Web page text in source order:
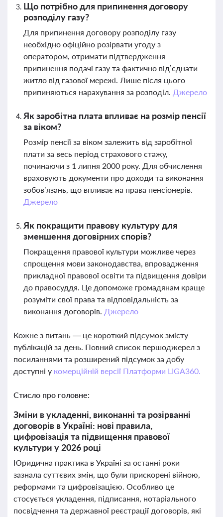
Що потрібно для припинення договору
розподілу газу?
Для припинення договору розподілу газу
необхідно офіційно розірвати угоду з
оператором, отримати підтвердження
припинення подачі газу та фактично від’єднати
житло від газової мережі. Лише після цього
припиняються нарахування за розподіл. Джерело
Як заробітна плата впливає на розмір пенсії
за віком?
Розмір пенсії за віком залежить від заробітної
плати за весь період страхового стажу,
починаючи з 1 липня 2000 року. Для обчислення
враховують документи про доходи та виконання
зобов’язань, що впливає на права пенсіонерів.
Джерело
Як покращити правову культуру для
зменшення договірних спорів?
Покращення правової культури можливе через
спрощення мови законодавства, впровадження
прикладної правової освіти та підвищення довіри
до правосуддя. Це допоможе громадянам краще
розуміти свої права та відповідальність за
виконання договорів. Джерело
Кожне з питань — це короткий підсумок змісту
публікацій за день. Повний список першоджерел з
посиланнями та розширений підсумок за добу
доступні у комерційній версії Платформи LIGA360.
Стисло про головне:
Зміни в укладенні, виконанні та розірванні
договорів в Україні: нові правила,
цифровізація та підвищення правової
культури у 2026 році
Юридична практика в Україні за останні роки
зазнала суттєвих змін, що були прискорені війною,
реформами та цифровізацією. Особливо це
стосується укладення, підписання, нотаріального
посвідчення та державної реєстрації договорів, які